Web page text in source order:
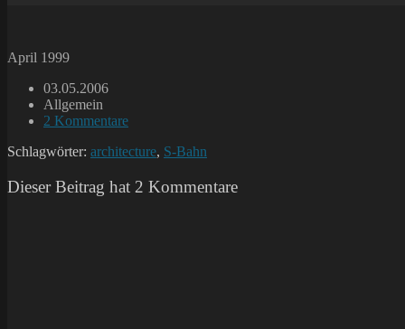
April 1999
Beitrag
veröffentlicht:
03.05.2006
Beitrags-
Kategorie:
Allgemein
Beitrags-
2 Kommentare
Schlagwörter: architecture, S-Bahn
Dieser Beitrag hat 2 Kommentare